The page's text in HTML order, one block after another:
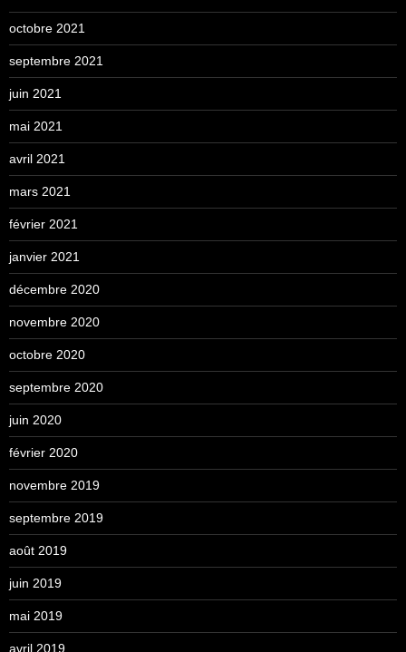
octobre 2021
septembre 2021
juin 2021
mai 2021
avril 2021
mars 2021
février 2021
janvier 2021
décembre 2020
novembre 2020
octobre 2020
septembre 2020
juin 2020
février 2020
novembre 2019
septembre 2019
août 2019
juin 2019
mai 2019
avril 2019